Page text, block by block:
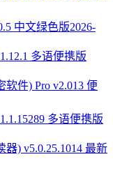
中文绿色版2026-
多语便携版
软件) Pro v2.013 便
多语便携版
) v5.0.25.1014 最新